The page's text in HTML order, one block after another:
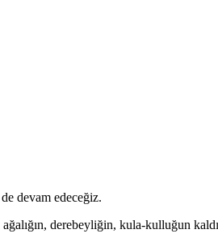
devam edeceğiz.
derebeyliğin, kula-kulluğun